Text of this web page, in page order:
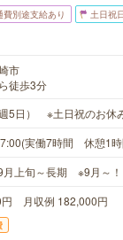
費別途支給あり 土日祝
市
徒歩3分
5日） ※土日祝のお休
実働7時間 休憩1時
月上旬～長期 ※9月～！
円 月収例 182,000円